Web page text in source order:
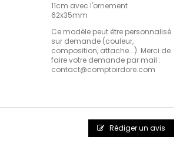
11cm avec l'ornement
62x35mm
Ce modèle peut être personnalisé
sur demande (couleur,
composition, attache...). Merci de
faire votre demande par mail :
contact@comptoirdore.com
Rédiger un avis